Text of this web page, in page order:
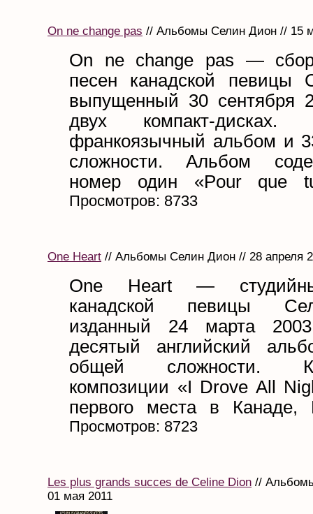
On ne change pas // Альбомы Селин Дион // 15
On ne change pas —
песен канадской певицы
выпущенный 30 сентября
двух компакт-
франкоязычный альбом и
сложности. Альбом
номер один «Pour que
Просмотров: 8733
One Heart // Альбомы Селин Дион // 28 апреля
One Heart —
канадской певицы
изданный 24 марта
десятый английский
общей сложности.
композиции «I Drove All
первого места в Канаде,
Просмотров: 8723
Les plus grands succes de Celine Dion //
01 мая 2011